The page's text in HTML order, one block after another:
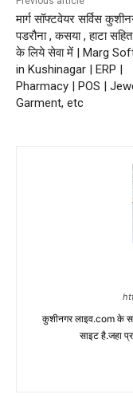
मार्ग सॉफ्टवेयर सर्विस
पडरौना , कसया , हाटा
के लिये सेवा में | Marg
in Kushinagar | ERP |
Pharmacy | POS |
Garment, etc
कुशीनगर लाइव.com के
साइट है.जहा